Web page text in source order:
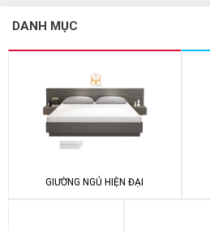
DANH MỤC
GIƯỜNG NGỦ HIỆN ĐẠI